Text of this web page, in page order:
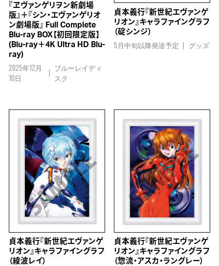
『ヱヴァンゲリヲン新劇場
版』＋『シン・エヴァンゲリオ
ン劇場版』 Full Complete
Blu-ray BOX【初回限定版】
(Blu-ray＋4K Ultra HD Blu-
ray)
2025年12月
10日
ブルーレイディ
スク
貞本義行『新世紀エヴァンゲ
リオン』キャラファイングラフ
（碇シンジ）
5月中旬以降発送予定 グッズ
貞本義行『新世紀エヴァンゲ
リオン』キャラファイングラフ
（綾波レイ）
貞本義行『新世紀エヴァンゲ
リオン』キャラファイングラフ
（惣流・アスカ・ラングレー）